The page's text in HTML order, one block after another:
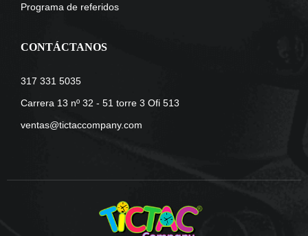
Programa de referidos
CONTÁCTANOS
317 331 5035
Carrera 13 nº 32 - 51 torre 3 Ofi 513
ventas@tictaccompany.com